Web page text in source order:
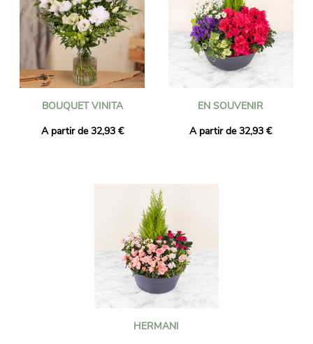
BOUQUET VINITA
A partir de 32,93 €
EN SOUVENIR
A partir de 32,93 €
HERMANI